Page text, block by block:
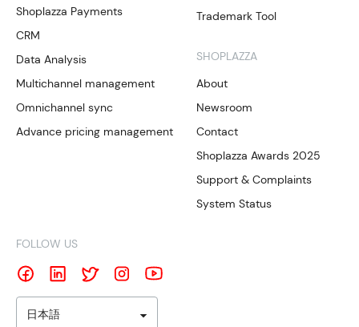
Shoplazza Payments
CRM
Data Analysis
Multichannel management
Omnichannel sync
Advance pricing management
Trademark Tool
SHOPLAZZA
About
Newsroom
Contact
Shoplazza Awards 2025
Support & Complaints
System Status
FOLLOW US
日本語